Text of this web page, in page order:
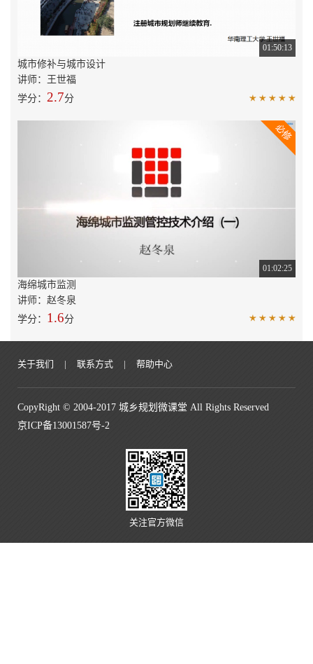
01:50:13
城市修补与城市设计
讲师：王世福
学分： 2.7分
01:02:25
海绵城市监测
讲师：赵冬泉
学分： 1.6分
关于我们 | 联系方式 | 帮助中心
CopyRight © 2004-2017 城乡规划微课堂 All Rights Reserved
京ICP备13001587号-2
关注官方微信